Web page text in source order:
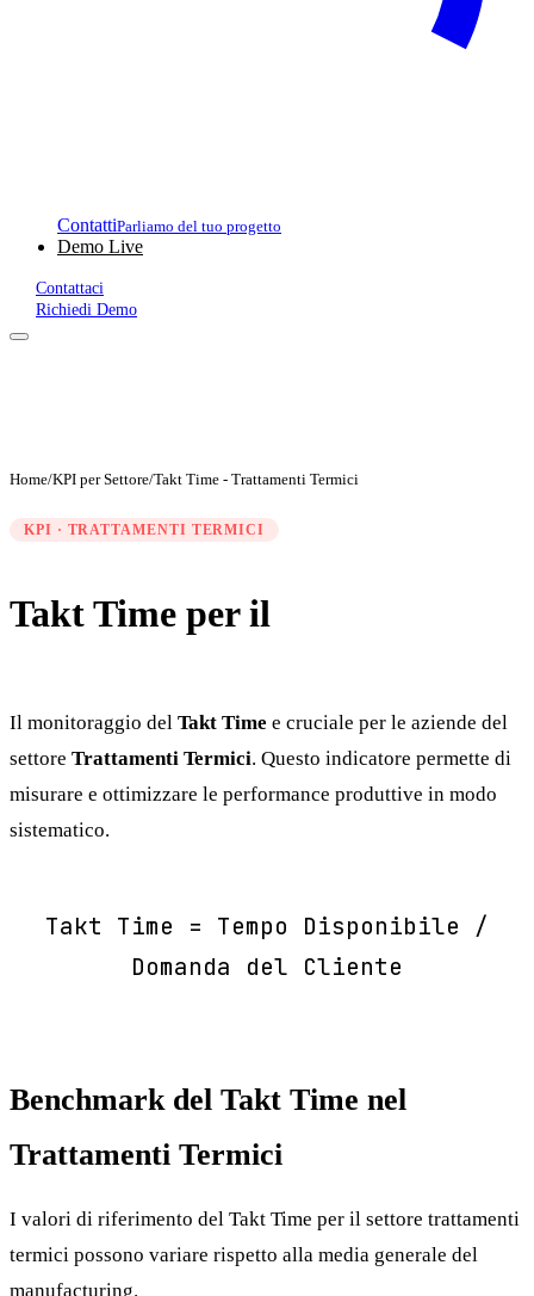
ContattiParliamo del tuo progetto
Demo Live
Contattaci
Richiedi Demo
Home/KPI per Settore/Takt Time - Trattamenti Termici
KPI · TRATTAMENTI TERMICI
Takt Time per il
Il monitoraggio del Takt Time e cruciale per le aziende del
settore Trattamenti Termici. Questo indicatore permette di
misurare e ottimizzare le performance produttive in modo
sistematico.
Takt Time = Tempo Disponibile /
Domanda del Cliente
Benchmark del Takt Time nel
Trattamenti Termici
I valori di riferimento del Takt Time per il settore trattamenti
termici possono variare rispetto alla media generale del
manufacturing.